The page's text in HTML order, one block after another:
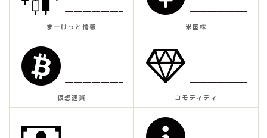
——————–
まーけっと情報
——————–
米国株
——————–
仮想通貨
——————–
コモディティ